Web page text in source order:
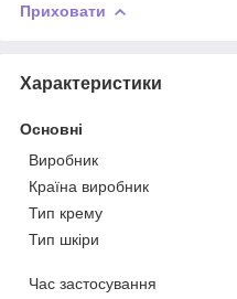
Приховати
Характеристики
Основні
Виробник
Країна виробник
Тип крему
Тип шкіри
Час застосування